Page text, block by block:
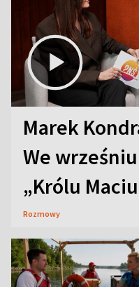
Marek
We
„Królu
Rozmowy